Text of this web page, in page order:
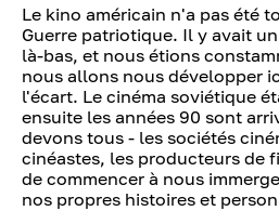
Le kino américain n'a pas été
Guerre patriotique. Il y avait
là-bas, et nous étions
nous allons nous développer
l'écart. Le cinéma soviétique
ensuite les années 90 sont
devons tous - les sociétés
cinéastes, les producteurs de
de commencer à nous
nos propres histoires et